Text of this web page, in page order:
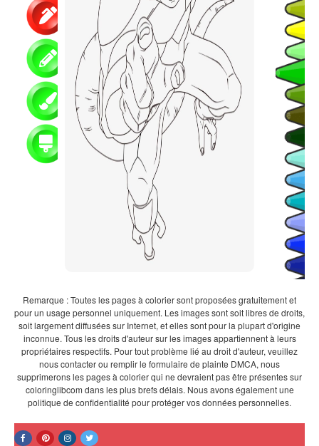
Remarque : Toutes les pages à colorier sont proposées gratuitement et
pour un usage personnel uniquement. Les images sont soit libres de droits,
soit largement diffusées sur Internet, et elles sont pour la plupart d'origine
inconnue. Tous les droits d'auteur sur les images appartiennent à leurs
propriétaires respectifs. Pour tout problème lié au droit d'auteur, veuillez
nous contacter ou remplir le formulaire de plainte DMCA, nous
supprimerons les pages à colorier qui ne devraient pas être présentes sur
coloringlibcom dans les plus brefs délais. Nous avons également une
politique de confidentialité pour protéger vos données personnelles.